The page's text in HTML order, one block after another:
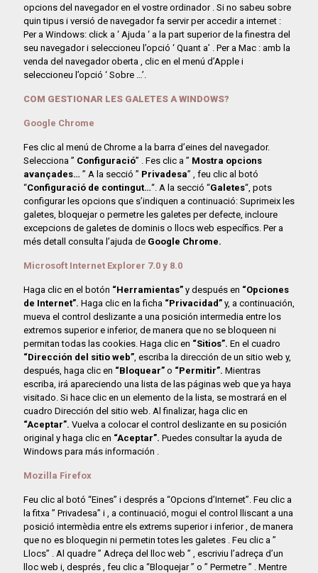
opcions del navegador en el vostre ordinador . Si no sabeu sobre
quin tipus i versió de navegador fa servir per accedir a internet :
Per a Windows: click a ‘ Ajuda ‘ a la part superior de la finestra del
seu navegador i seleccioneu l’opció ‘ Quant a’ . Per a Mac : amb la
venda del navegador oberta , clic en el menú d’Apple i
seleccioneu l’opció ‘ Sobre …’.
COM GESTIONAR LES GALETES A WINDOWS?
Google Chrome
Fes clic al menú de Chrome a la barra d’eines del navegador.
Selecciona ” Configuració” . Fes clic a ” Mostra opcions
avançades… ” A la secció ” Privadesa” , feu clic al botó
“Configuració de contingut…“. A la secció “Galetes“, pots
configurar les opcions que s’indiquen a continuació: Suprimeix les
galetes, bloquejar o permetre les galetes per defecte, incloure
excepcions de galetes de dominis o llocs web específics. Per a
més detall consulta l’ajuda de Google Chrome.
Microsoft Internet Explorer 7.0 y 8.0
Haga clic en el botón “Herramientas” y después en “Opciones
de Internet”. Haga clic en la ficha “Privacidad” y, a continuación,
mueva el control deslizante a una posición intermedia entre los
extremos superior e inferior, de manera que no se bloqueen ni
permitan todas las cookies. Haga clic en “Sitios”. En el cuadro
“Dirección del sitio web”, escriba la dirección de un sitio web y,
después, haga clic en “Bloquear” o “Permitir”. Mientras
escriba, irá apareciendo una lista de las páginas web que ya haya
visitado. Si hace clic en un elemento de la lista, se mostrará en el
cuadro Dirección del sitio web. Al finalizar, haga clic en
“Aceptar”. Vuelva a colocar el control deslizante en su posición
original y haga clic en “Aceptar”. Puedes consultar la ayuda de
Windows para más información .
Mozilla Firefox
Feu clic al botó “Eines” i després a “Opcions d’Internet”. Feu clic a
la fitxa ” Privadesa” i , a continuació, mogui el control lliscant a una
posició intermèdia entre els extrems superior i inferior , de manera
que no es bloquegin ni permetin totes les galetes . Feu clic a ”
Llocs” . Al quadre ” Adreça del lloc web ” , escriviu l’adreça d’un
lloc web i, després , feu clic a “Bloquejar ” o ” Permetre ” . Mentre